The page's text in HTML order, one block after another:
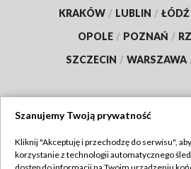
KRAKÓW / LUBLIN / ŁÓDŹ
OPOLE / POZNAŃ /
SZCZECIN / WARSZAWA
TVP
Szanujemy Twoją prywatność
Kliknij "Akceptuję i przechodzę do serwisu",
korzystanie z technologii automatycznego